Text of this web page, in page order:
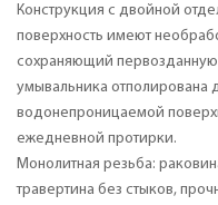
Конструкция с двойной
поверхность имеют
сохраняющий первозданную
умывальника отполирована
водонепроницаемой
ежедневной протирки.
Монолитная резьба:
травертина без стыков,